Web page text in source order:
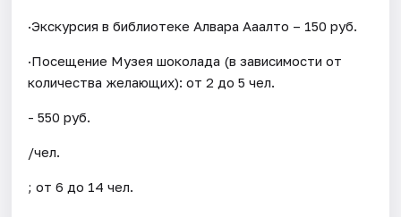
·Экскурсия в библиотеке Алвара Ааалто – 150 руб.
·Посещение Музея шоколада (в зависимости от
количества желающих): от 2 до 5 чел.
- 550 руб.
/чел.
; от 6 до 14 чел.